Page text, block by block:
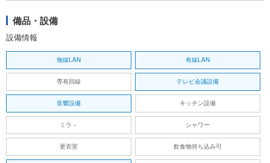
備品・設備
設備情報
無線LAN 有線LAN
専有回線 テレビ会議設備
音響設備 キッチン設備
ミラ－ シャワー
更衣室 飲食物持ち込み可